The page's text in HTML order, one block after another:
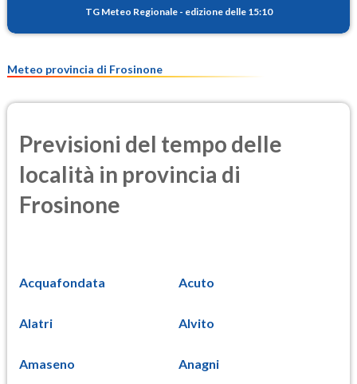
TG Meteo Regionale - edizione delle 15:10
Meteo provincia di Frosinone
Previsioni del tempo delle
località in provincia di
Frosinone
Acquafondata Acuto
Alatri Alvito
Amaseno Anagni